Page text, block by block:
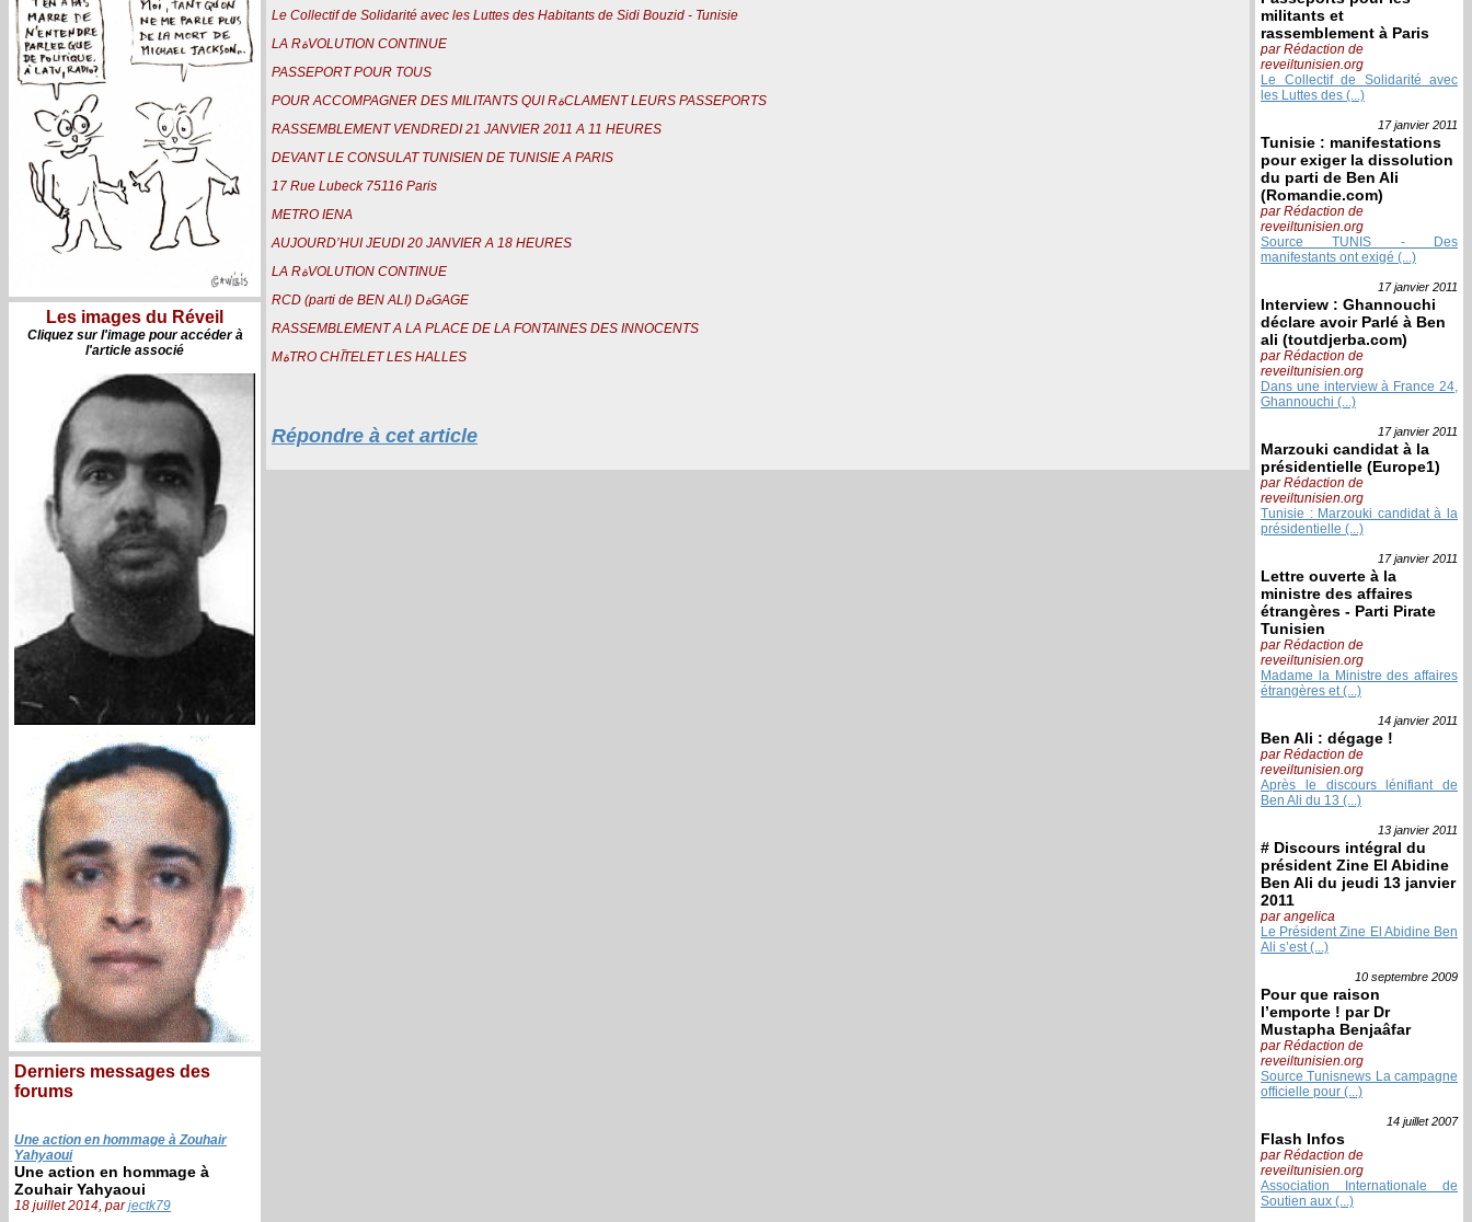
Les images du Réveil
Cliquez sur l'image pour accéder à
l'article associé
Derniers messages des
forums
Une action en hommage à Zouhair
Yahyaoui
Une action en hommage à
Zouhair Yahyaoui
18 juillet 2014, parjectk79
militants et
rassemblement à Paris
par Rédaction de
reveiltunisien.org
Le Collectif de Solidarité avec
les Luttes des (...)
17 janvier 2011
Tunisie : manifestations
pour exiger la dissolution
du parti de Ben Ali
(Romandie.com)
par Rédaction de
reveiltunisien.org
Source TUNIS - Des
manifestants ont exigé (...)
17 janvier 2011
Interview : Ghannouchi
déclare avoir Parlé à Ben
ali (toutdjerba.com)
par Rédaction de
reveiltunisien.org
Dans une interview à France 24,
Ghannouchi (...)
17 janvier 2011
Marzouki candidat à la
présidentielle (Europe1)
par Rédaction de
reveiltunisien.org
Tunisie : Marzouki candidat à la
présidentielle (...)
17 janvier 2011
Lettre ouverte à la
ministre des affaires
étrangères - Parti Pirate
Tunisien
par Rédaction de
reveiltunisien.org
Madame la Ministre des affaires
étrangères et (...)
14 janvier 2011
Ben Ali : dégage !
par Rédaction de
reveiltunisien.org
Après le discours lénifiant de
Ben Ali du 13 (...)
13 janvier 2011
# Discours intégral du
président Zine El Abidine
Ben Ali du jeudi 13 janvier
2011
par angelica
Le Président Zine El Abidine Ben
Ali s’est (...)
10 septembre 2009
Pour que raison
l’emporte ! par Dr
Mustapha Benjaâfar
par Rédaction de
reveiltunisien.org
Source Tunisnews La campagne
officielle pour (...)
14 juillet2007
Flash Infos
par Rédaction de
reveiltunisien.org
Association Internationale de
Soutien aux (...)
Le Collectif de Solidarité avec les Luttes des Habitants de Sidi Bouzid - Tunisie
LA RةVOLUTION CONTINUE
PASSEPORT POUR TOUS
POUR ACCOMPAGNER DES MILITANTS QUI RةCLAMENT LEURS PASSEPORTS
RASSEMBLEMENT VENDREDI 21 JANVIER 2011 A 11 HEURES
DEVANT LE CONSULAT TUNISIEN DE TUNISIE A PARIS
17 Rue Lubeck 75116 Paris
METRO IENA
AUJOURD’HUI JEUDI 20 JANVIER A 18 HEURES
LA RةVOLUTION CONTINUE
RCD (parti de BEN ALI) DةGAGE
RASSEMBLEMENT A LA PLACE DE LA FONTAINES DES INNOCENTS
MةTRO CHآTELET LES HALLES
Répondre à cet article